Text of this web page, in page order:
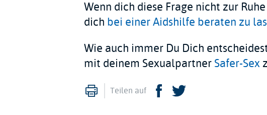
Wenn dich diese Frage nicht zur
dich bei einer Aidshilfe beraten zu
Wie auch immer Du Dich
mit deinem SexualpartnerSafer-Sex
Drucken
Teilen auf Facebook